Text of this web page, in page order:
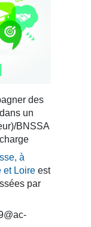
des
un
BNSSA
à
et Loire est
par